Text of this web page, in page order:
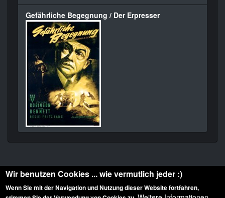
Gefährliche Begegnung / Der Erpresser
Wir benutzen Cookies ... wie vermutlich jeder :)
Wenn Sie mit der Navigation und Nutzung dieser Website fortfahren,